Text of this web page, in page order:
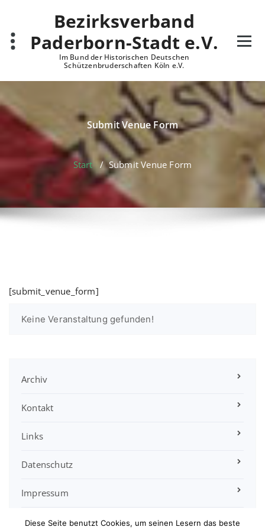
springen
Bezirksverband
Paderborn-Stadt e.V.
Im Bund der Historischen Deutschen
Schützenbruderschaften Köln e.V.
Submit Venue Form
Start/Submit Venue Form
[submit_venue_form]
Keine Veranstaltung gefunden!
Archiv
Kontakt
Links
Datenschutz
Impressum
Satzung
Diese Seite benutzt Cookies, um seinen Lesern das beste